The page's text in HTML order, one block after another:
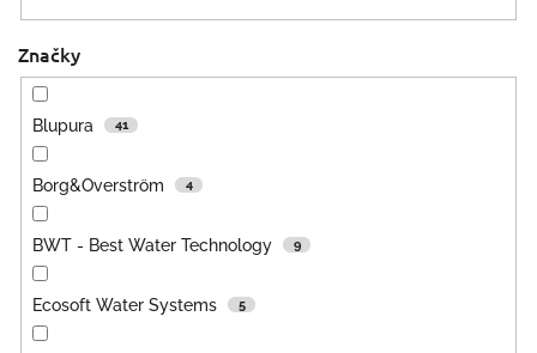
Značky
Blupura 41
Borg&Overström 4
BWT - Best Water Technology 9
Ecosoft Water Systems 5